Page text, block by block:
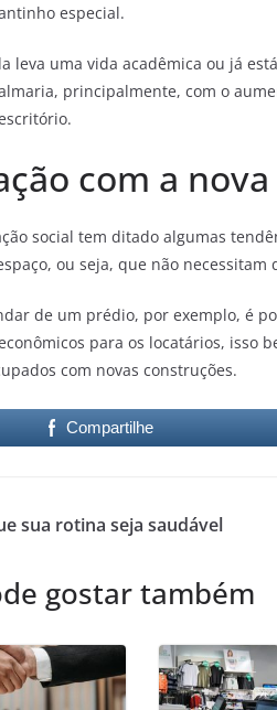
especial.
leva uma vida acadêmica ou já
principalmente, com o
com a
social tem ditado algumas
ou seja, que não
de um prédio, por exemplo, é
para os locatários, isso
com novas construções.
Compartilhe
sua rotina seja saudável
gostar também